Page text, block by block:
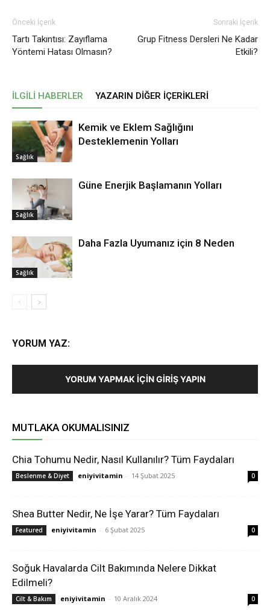
Önceki İçerik
Tartı Takıntısı: Zayıflama
Yöntemi Hatası Olmasın?
Sonraki İçerik
Grup Fitness Dersleri Ne Kadar
Etkili?
İLGILI HABERLER YAZARIN DIĞER İÇERIKLERI
Sağlık
Kemik ve Eklem Sağlığını
Desteklemenin Yolları
Sağlık
Güne Enerjik Başlamanın Yolları
Sağlık
Daha Fazla Uyumanız için 8 Neden
YORUM YAZ:
YORUM YAPMAK İÇIN GIRIŞ YAPIN
MUTLAKA OKUMALISINIZ
Chia Tohumu Nedir, Nasıl Kullanılır? Tüm Faydaları
Beslenme & Diyet eniyivitamin - 14 Şubat 2025 0
Shea Butter Nedir, Ne İşe Yarar? Tüm Faydaları
Featured eniyivitamin - 6 Şubat 2025 0
Soğuk Havalarda Cilt Bakımında Nelere Dikkat
Edilmeli?
Cilt & Bakım eniyivitamin - 10 Aralık 2024 0